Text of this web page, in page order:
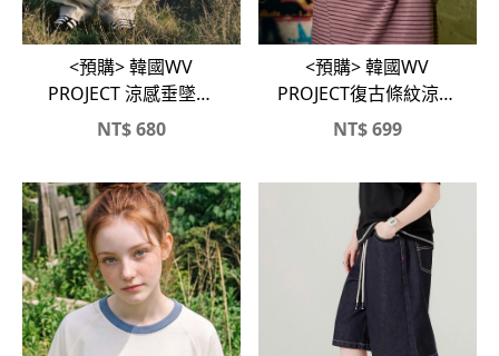
<預購> 韓國WV
PROJECT 涼感垂墜前
摺寬褲
NT$680
<預購> 韓國WV
PROJECT復古條紋涼感
短T
NT$699